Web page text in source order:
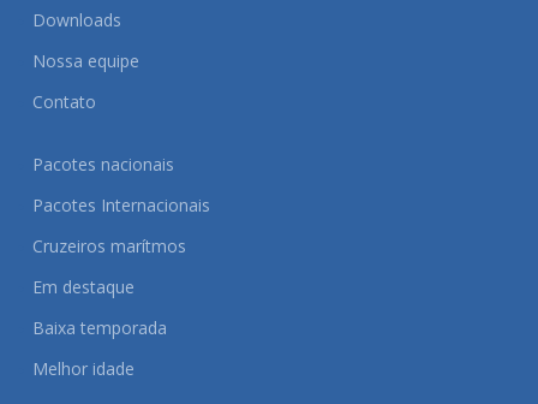
Downloads
Nossa equipe
Contato
Pacotes nacionais
Pacotes Internacionais
Cruzeiros marítmos
Em destaque
Baixa temporada
Melhor idade